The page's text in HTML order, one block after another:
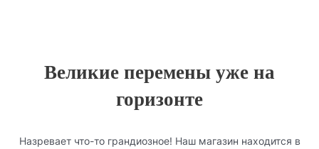
Великие перемены уже на
горизонте
Назревает что-то грандиозное! Наш магазин находится в